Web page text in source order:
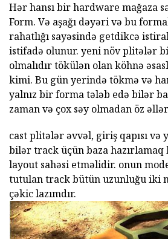
Hər hansı bir hardware mağaza
Form. Və aşağı dəyəri və bu
rahatlığı sayəsində getdikcə
istifadə olunur. yeni növ plitələr
olmalıdır tökülən olan köhnə
kimi. Bu gün yerində tökmə və
yalnız bir forma tələb edə bilər
zaman və çox səy olmadan öz
cast plitələr əvvəl, giriş qapısı və
bilər track üçün baza hazırlamaq
layout sahəsi etməlidir. onun
tutulan track bütün uzunluğu iki
çəkic lazımdır.